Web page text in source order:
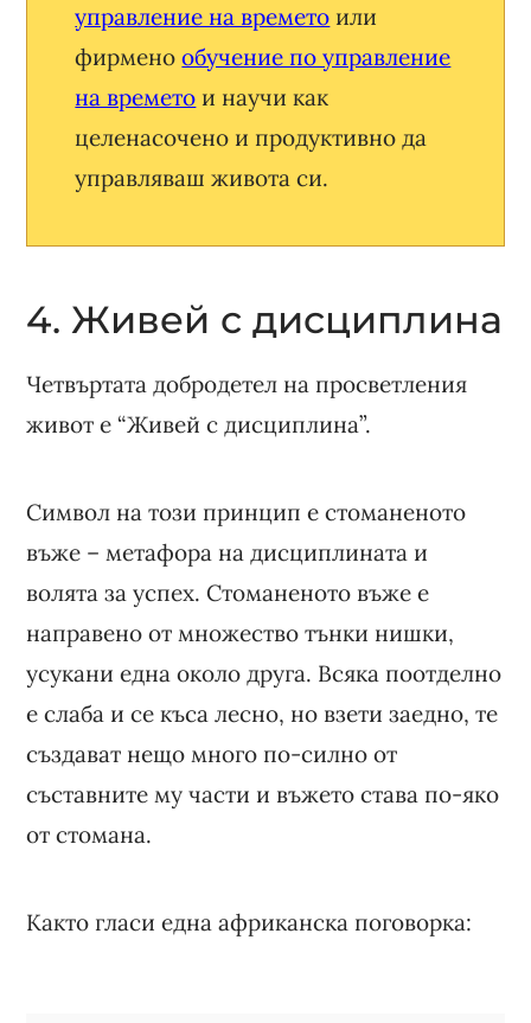
управление на времето или
фирменообучение по управление
на времето и научи как
целенасочено и продуктивно да
управляваш живота си.
4. Живей с дисциплина
Четвъртата добродетел на просветления
живот е “Живей с дисциплина”.
Символ на този принцип е стоманеното
въже – метафора на дисциплината и
волята за успех. Стоманеното въже е
направено от множество тънки нишки,
усукани една около друга. Всяка поотделно
е слаба и се къса лесно, но взети заедно, те
създават нещо много по-силно от
съставните му части и въжето става по-яко
от стомана.
Както гласи една африканска поговорка: